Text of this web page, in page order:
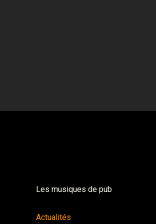
Les musiques de pub
Actualités